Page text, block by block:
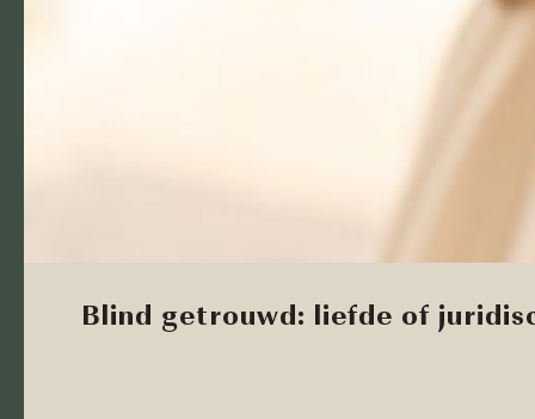
Blind getrouwd: liefde of